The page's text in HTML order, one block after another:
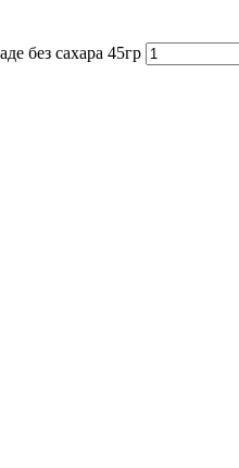
без сахара 45гр